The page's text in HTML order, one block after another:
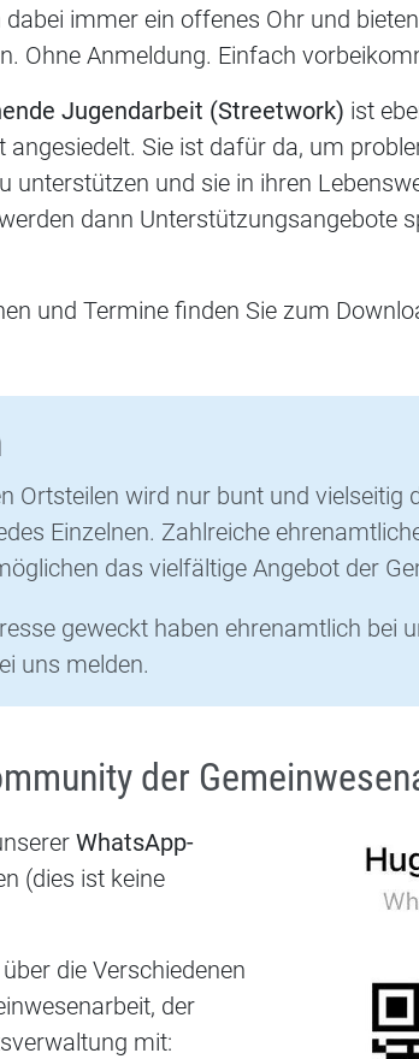
dabei immer ein offenes Ohr und
Ohne Anmeldung. Einfach
Jugendarbeit (Streetwork) ist
angesiedelt. Sie ist dafür da, um
unterstützen und sie in ihren
dann Unterstützungsangebote
und Termine finden Sie zum
Ortsteilen wird nur bunt und vielseitig
Einzelnen. Zahlreiche
das vielfältige Angebot der
geweckt haben ehrenamtlich bei
uns melden.
der
WhatsApp-
(dies ist keine
die Verschiedenen
der
mit: